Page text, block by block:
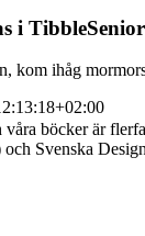
i
kom ihåg
böcker är
Svenska